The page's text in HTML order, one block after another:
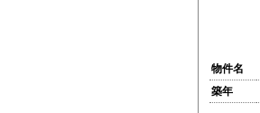
物件名
築年